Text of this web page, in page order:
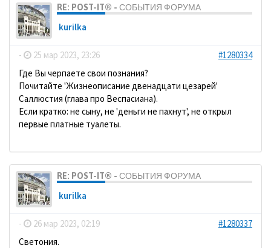
RE: POST-IT® - СОБЫТИЯ ФОРУМА
kurilka
- 25 мар 2023, 23:26
#1280334
Где Вы черпаете свои познания?
Почитайте 'Жизнеописание двенадцати цезарей'
Саллюстия (глава про Веспасиана).
Если кратко: не сыну, не 'деньги не пахнут', не открыл
первые платные туалеты.
RE: POST-IT® - СОБЫТИЯ ФОРУМА
kurilka
- 26 мар 2023, 02:19
#1280337
Светония.